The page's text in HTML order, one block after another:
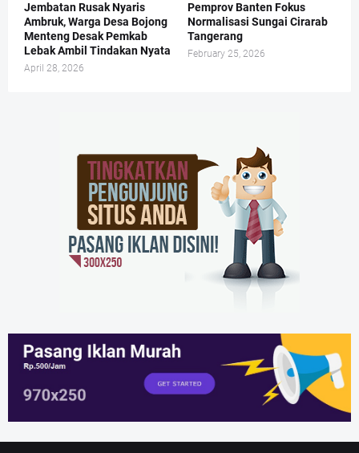
Jembatan Rusak Nyaris
Ambruk, Warga Desa Bojong
Menteng Desak Pemkab
Lebak Ambil Tindakan Nyata
April 28, 2026
Pemprov Banten Fokus
Normalisasi Sungai Cirarab
Tangerang
February 25, 2026